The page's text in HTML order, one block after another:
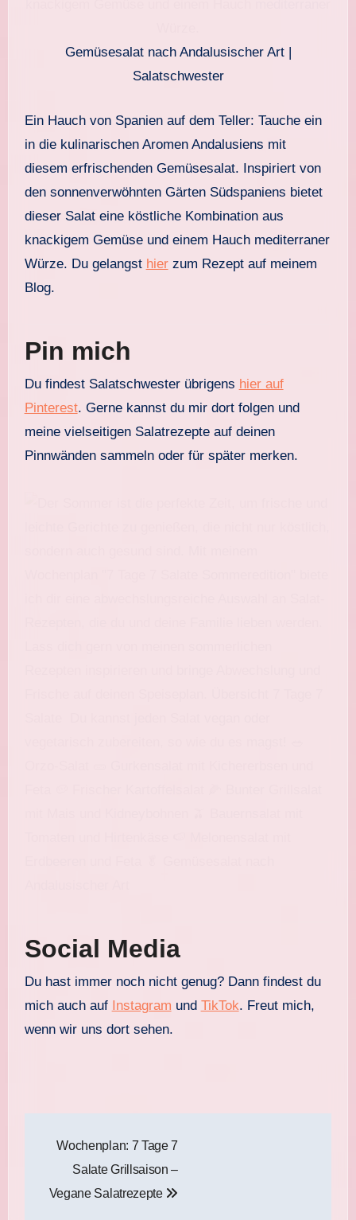
Gemüsesalat nach Andalusischer Art |
Salatschwester
Ein Hauch von Spanien auf dem Teller: Tauche ein
in die kulinarischen Aromen Andalusiens mit
diesem erfrischenden Gemüsesalat. Inspiriert von
den sonnenverwöhnten Gärten Südspaniens bietet
dieser Salat eine köstliche Kombination aus
knackigem Gemüse und einem Hauch mediterraner
Würze. Du gelangst hierzum Rezept auf meinem
Blog.
Pin mich
Du findest Salatschwester übrigens hier auf
Pinterest. Gerne kannst du mir dort folgen und
meine vielseitigen Salatrezepte auf deinen
Pinnwänden sammeln oder für später merken.
Social Media
Du hast immer noch nicht genug? Dann findest du
mich auch auf Instagram und TikTok. Freut mich,
wenn wir uns dort sehen.
Wochenplan: 7 Tage 7
Salate Grillsaison –
Vegane Salatrezepte